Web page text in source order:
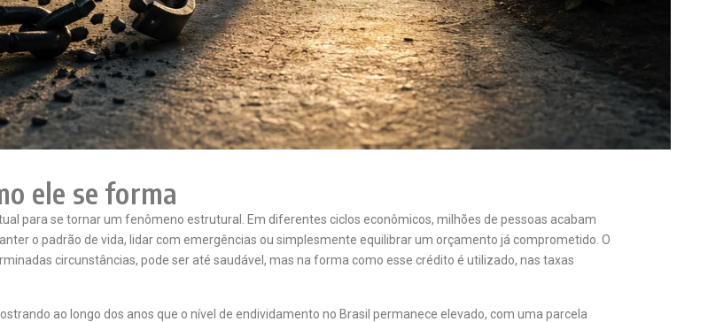
ele se forma
para se tornar um fenômeno estrutural. Em diferentes ciclos econômicos, milhões de pessoas acabam
o padrão de vida, lidar com emergências ou simplesmente equilibrar um orçamento já comprometido. O
circunstâncias, pode ser até saudável, mas na forma como esse crédito é utilizado, nas taxas
ao longo dos anos que o nível de endividamento no Brasil permanece elevado, com uma parcela